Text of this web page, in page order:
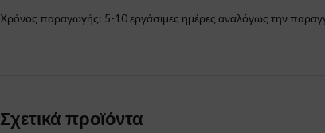
Χρόνος παραγωγής: 5-10 εργάσιμες ημέρες αναλόγως την
Σχετικά προϊόντα